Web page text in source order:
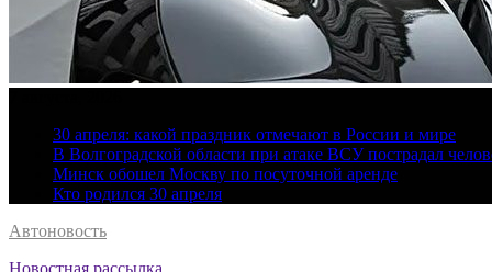
30 апреля: какой праздник отмечают в России и мире
В Волгоградской области при атаке ВСУ пострадал
Минск обошел Москву по посуточной аренде
Кто родился 30 апреля
Автоновость
Новостная рассылка